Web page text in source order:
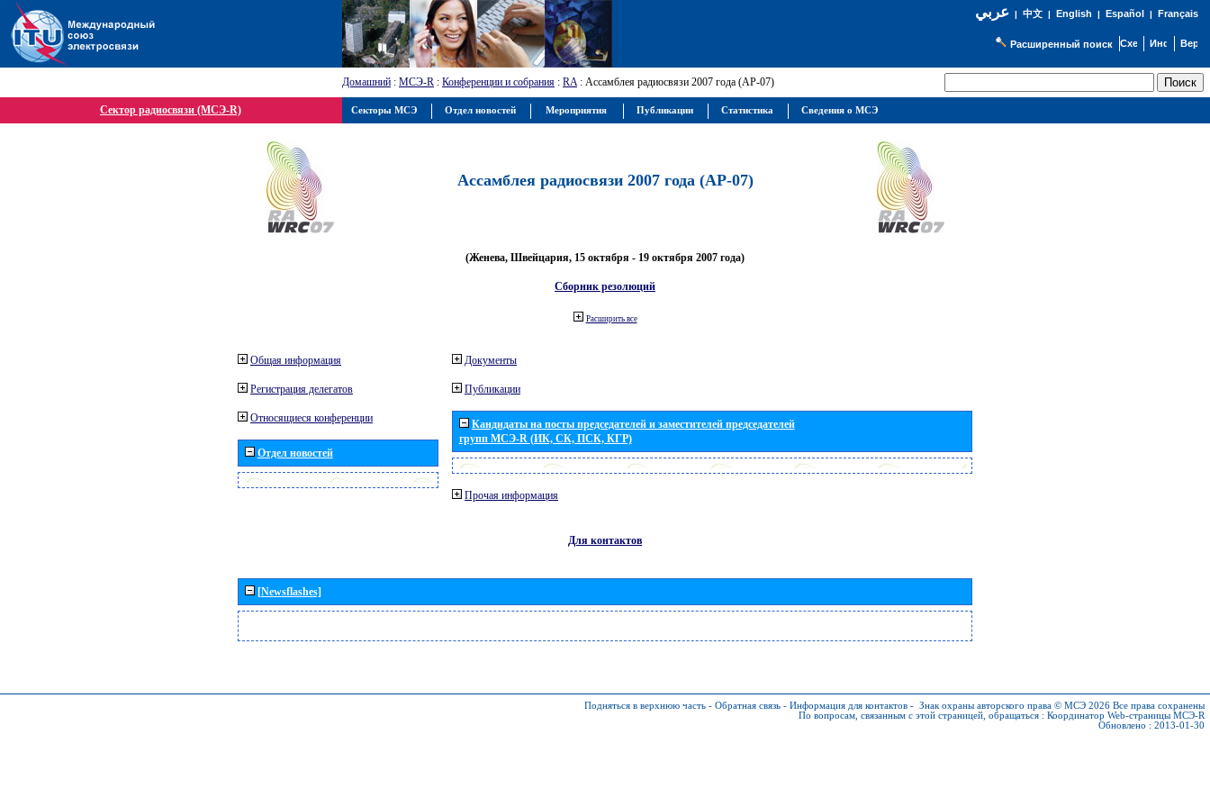
عربي| 中文| English | Español | Français
Расширенный поиск
Домашний : МСЭ-R : Конференции и собрания : RA: Ассамблея радиосвязи 2007 года (АР-07)
Сектор радиосвязи (МСЭ-R)
Ассамблея радиосвязи 2007 года (АР-07)
(Женева, Швейцария, 15 октября - 19 октября 2007 года)
Сборник резолюций
Расширить все
Общая информация
Регистрация делегатов
Относящиеся конференции
Отдел новостей
Документы
Публикации
Кандидаты на посты председателей и заместителей председателей
групп МСЭ-R (ИК, СК, ПСК, КГР)
Прочая информация
Для контактов
[Newsflashes]
Подняться в верхнюю часть - Обратная связь - Информация для контактов - Знак охраны авторского права © МСЭ 2026 Все права сохранены
По вопросам, связанным с этой страницей, обращаться : Координатор Web-страницы МСЭ-R
Обновлено : 2013-01-30
Секторы МСЭ Отдел новостей Мероприятия Публикации Статистика Сведения о МСЭ